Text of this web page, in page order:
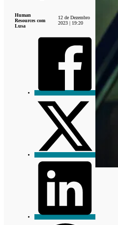
Human
Resources com
Lusa
12 de Dezembro
2023 | 19:20